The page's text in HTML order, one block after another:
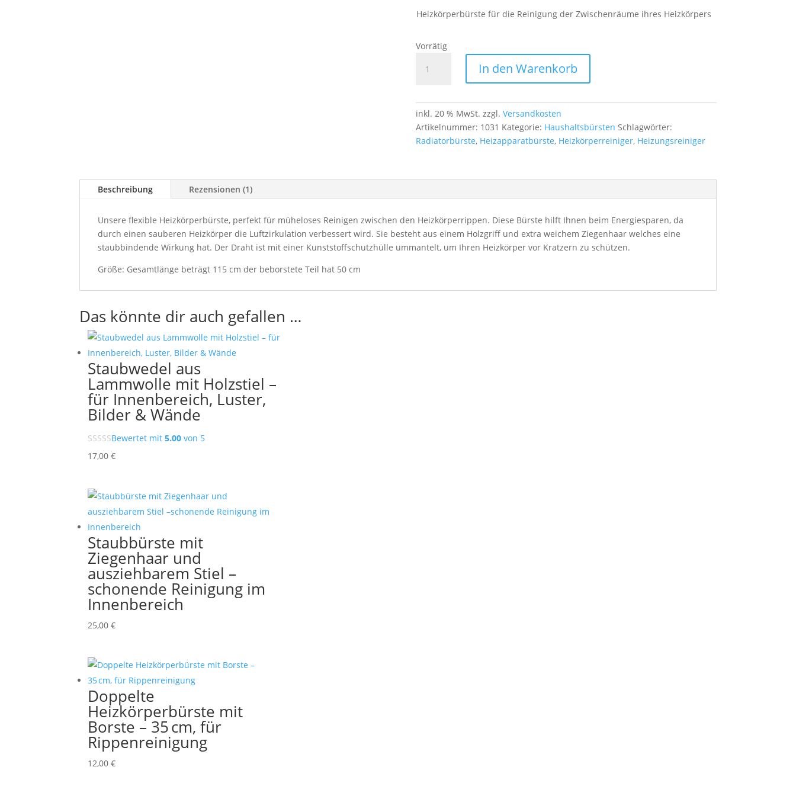
Heizkörperbürste für die Reinigung der Zwischenräume ihres Heizkörpers
Vorrätig
Heizkörperbürste
mit
flexibel,
staubbindend
&
In den Warenkorb
inkl. 20 % MwSt. zzgl. Versandkosten
Artikelnummer: 1031 Kategorie: Haushaltsbürsten Schlagwörter:
Radiatorbürste, Heizapparatbürste, Heizkörperreiniger, Heizungsreiniger
Beschreibung Rezensionen (1)
Unsere flexible Heizkörperbürste, perfekt für müheloses Reinigen zwischen den Heizkörperrippen. Diese Bürste hilft Ihnen beim Energiesparen, da
durch einen sauberen Heizkörper die Luftzirkulation verbessert wird. Sie besteht aus einem Holzgriff und extra weichem Ziegenhaar welches eine
staubbindende Wirkung hat. Der Draht ist mit einer Kunststoffschutzhülle ummantelt, um Ihren Heizkörper vor Kratzern zu schützen.
Größe: Gesamtlänge beträgt 115 cm der beborstete Teil hat 50 cm
Das könnte dir auch gefallen …
Staubwedel aus
Lammwolle mit Holzstiel –
für Innenbereich, Luster,
Bilder & Wände
Bewertet mit5.00 von 5
17,00€
Staubbürste mit
Ziegenhaar und
ausziehbarem Stiel –
schonende Reinigung im
Innenbereich
25,00€
Doppelte
Heizkörperbürste mit
Borste – 35 cm, für
Rippenreinigung
12,00€